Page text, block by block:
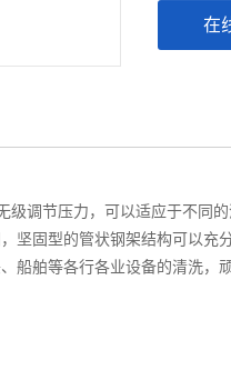
在
级调节压力，可以适应于不同
坚固型的管状钢架结构可以充
船舶等各行各业设备的清洗，